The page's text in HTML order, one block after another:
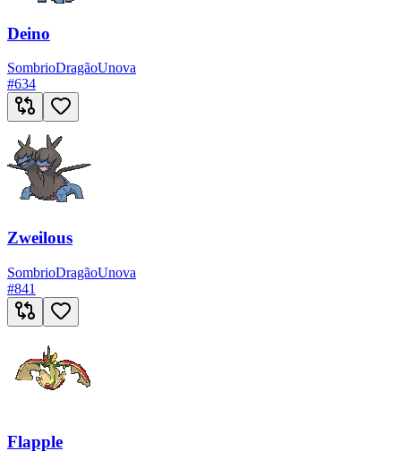
Deino
SombrioDragãoUnova
#634
Zweilous
SombrioDragãoUnova
#841
Flapple